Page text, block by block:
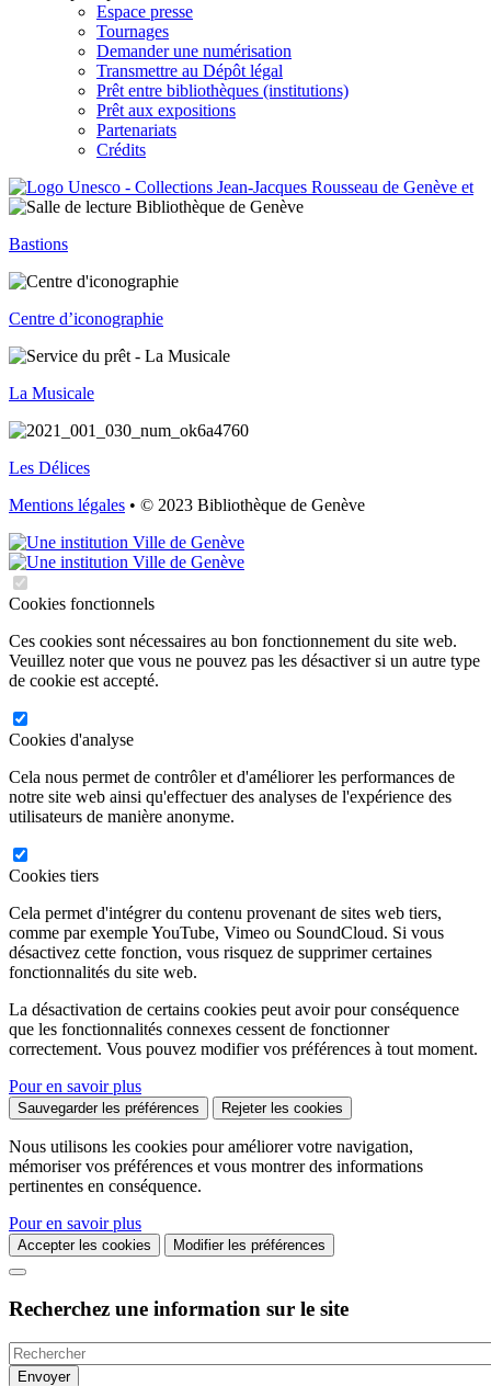
Espace presse
Tournages
Demander une numérisation
Transmettre au Dépôt légal
Prêt entre bibliothèques (institutions)
Prêt aux expositions
Partenariats
Crédits
Bastions
Centre d’iconographie
La Musicale
Les Délices
Mentions légales • © 2023 Bibliothèque de Genève
Cookies fonctionnels
Ces cookies sont nécessaires au bon fonctionnement du site web.
Veuillez noter que vous ne pouvez pas les désactiver si un autre type
de cookie est accepté.
Cookies d'analyse
Cela nous permet de contrôler et d'améliorer les performances de
notre site web ainsi qu'effectuer des analyses de l'expérience des
utilisateurs de manière anonyme.
Cookies tiers
Cela permet d'intégrer du contenu provenant de sites web tiers,
comme par exemple YouTube, Vimeo ou SoundCloud. Si vous
désactivez cette fonction, vous risquez de supprimer certaines
fonctionnalités du site web.
La désactivation de certains cookies peut avoir pour conséquence
que les fonctionnalités connexes cessent de fonctionner
correctement. Vous pouvez modifier vos préférences à tout moment.
Pour en savoir plus
Sauvegarder les préférences Rejeter les cookies
Nous utilisons les cookies pour améliorer votre navigation,
mémoriser vos préférences et vous montrer des informations
pertinentes en conséquence.
Pour en savoir plus
Accepter les cookies Modifier les préférences
Recherchez une information sur le site